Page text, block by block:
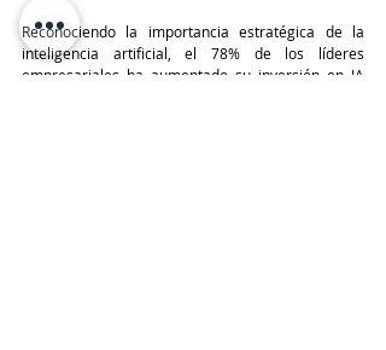
Reconociendo la importancia estratégica de la
inteligencia artificial, el 78% de los líderes
empresariales ha aumentado su inversión en IA